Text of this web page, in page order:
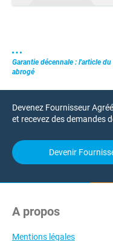
Garantie décennale : l'article
abrogé
Devenez Fournisseur
et recevez des demandes
Devenir
A propos
Mentions légales